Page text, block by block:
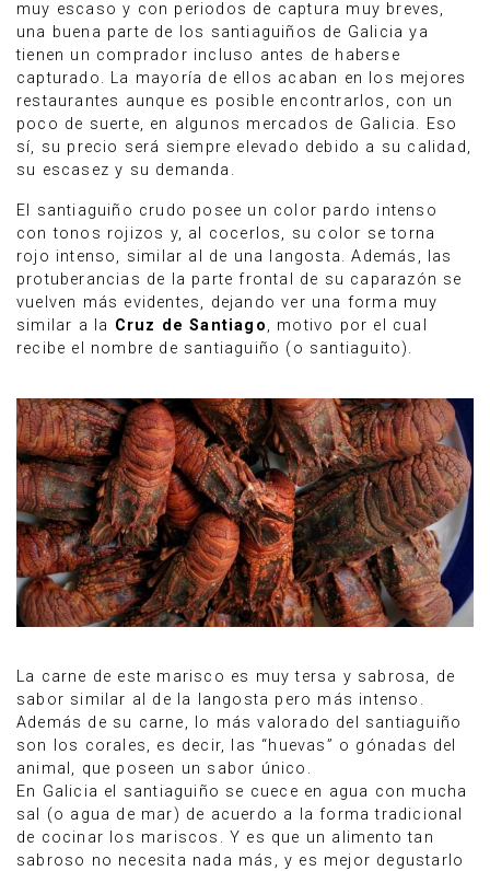
muy escaso y con periodos de captura muy breves,
una buena parte de los santiaguiños de Galicia ya
tienen un comprador incluso antes de haberse
capturado. La mayoría de ellos acaban en los mejores
restaurantes aunque es posible encontrarlos, con un
poco de suerte, en algunos mercados de Galicia. Eso
sí, su precio será siempre elevado debido a su calidad,
su escasez y su demanda.
El santiaguiño crudo posee un color pardo intenso
con tonos rojizos y, al cocerlos, su color se torna
rojo intenso, similar al de una langosta. Además, las
protuberancias de la parte frontal de su caparazón se
vuelven más evidentes, dejando ver una forma muy
similar a la Cruz de Santiago, motivo por el cual
recibe el nombre de santiaguiño (o santiaguito).
La carne de este marisco es muy tersa y sabrosa, de
sabor similar al de la langosta pero más intenso.
Además de su carne, lo más valorado del santiaguiño
son los corales, es decir, las “huevas” o gónadas del
animal, que poseen un sabor único.
En Galicia el santiaguiño se cuece en agua con mucha
sal (o agua de mar) de acuerdo a la forma tradicional
de cocinar los mariscos. Y es que un alimento tan
sabroso no necesita nada más, y es mejor degustarlo